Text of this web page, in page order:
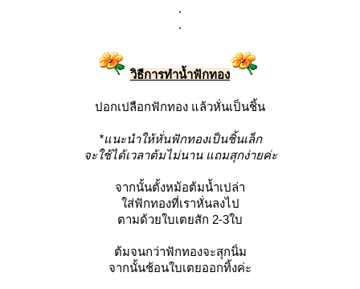
.
.
วิธีการทำน้ำฟักทอง
ปอกเปลือกฟักทอง แล้วหั่นเป็นชิ้น
*แนะนำให้หั่นฟักทองเป็นชิ้นเล็ก
จะใช้ได้เวลาต้มไม่นาน แถมสุกง่ายค่ะ
จากนั้นตั้งหม้อต้มน้ำเปล่า
ใส่ฟักทองที่เราหั่นลงไป
ตามด้วยใบเตยสัก 2-3ใบ
ต้มจนกว่าฟักทองจะสุกนิ่ม
จากนั้นช้อนใบเตยออกทิ้งค่ะ